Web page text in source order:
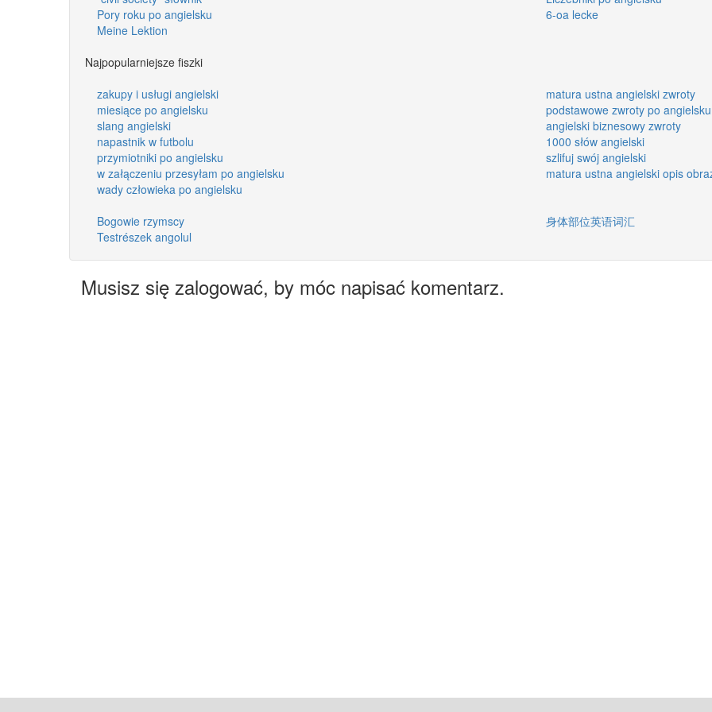
Pory roku po angielsku
6-oa lecke
Meine Lektion
Najpopularniejsze fiszki
zakupy i usługi angielski
matura ustna angielski zwroty
miesiące po angielsku
podstawowe zwroty po angielsku
slang angielski
angielski biznesowy zwroty
napastnik w futbolu
1000 słów angielski
przymiotniki po angielsku
szlifuj swój angielski
w załączeniu przesyłam po angielsku
matura ustna angielski opis
wady człowieka po angielsku
Bogowie rzymscy
身体部位英语词汇
Testrészek angolul
Musisz się zalogować, by móc napisać komentarz.